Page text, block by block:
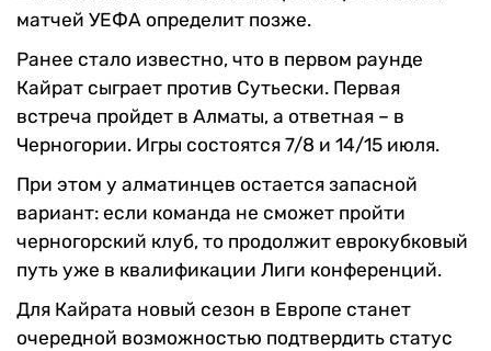
матчей УЕФА определит позже.
Ранее стало известно, что в первом раунде
Кайрат сыграет против Сутьески. Первая
встреча пройдет в Алматы, а ответная – в
Черногории. Игры состоятся 7/8 и 14/15 июля.
При этом у алматинцев остается запасной
вариант: если команда не сможет пройти
черногорский клуб, то продолжит еврокубковый
путь уже в квалификации Лиги конференций.
Для Кайрата новый сезон в Европе станет
очередной возможностью подтвердить статус